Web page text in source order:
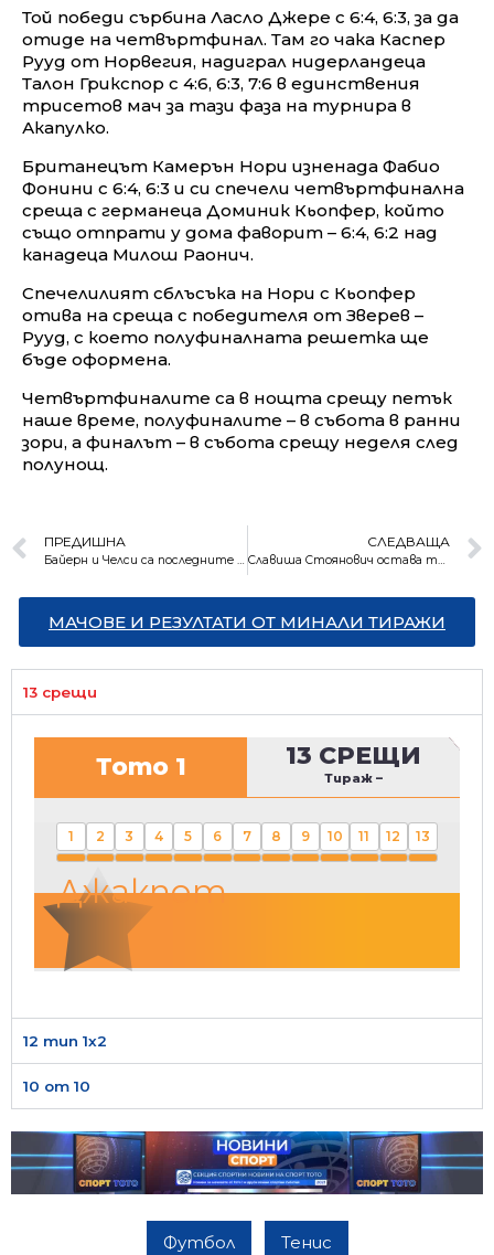
Той победи сърбина Ласло Джере с 6:4, 6:3, за да
отиде на четвъртфинал. Там го чака Каспер
Рууд от Норвегия, надиграл нидерландеца
Талон Грикспор с 4:6, 6:3, 7:6 в единствения
трисетов мач за тази фаза на турнира в
Акапулко.
Британецът Камерън Нори изненада Фабио
Фонини с 6:4, 6:3 и си спечели четвъртфинална
среща с германеца Доминик Кьопфер, който
също отпрати у дома фаворит – 6:4, 6:2 над
канадеца Милош Раонич.
Спечелилият сблъсъка на Нори с Кьопфер
отива на среща с победителя от Зверев –
Рууд, с което полуфиналната решетка ще
бъде оформена.
Четвъртфиналите са в нощта срещу петък
наше време, полуфиналите – в събота в ранни
зори, а финалът – в събота срещу неделя след
полунощ.
ПРЕДИШНА
Байерн и Челси са последните четвъртфиналисти в Шампионската лига
СЛЕДВАЩА
Славиша Стоянович остава треньор на Левски
МАЧОВЕ И РЕЗУЛТАТИ ОТ МИНАЛИ ТИРАЖИ
13 срещи
Тото 1 13 СРЕЩИ
Тираж –
1 2 3 4 5 6 7 8 9 10 11 12 13
Джакпот
12 тип 1х2
10 от 10
Футбол Тенис